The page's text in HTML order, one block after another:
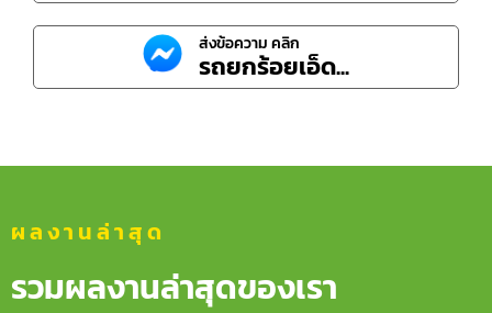
ส่งข้อความ คลิก
รถยกร้อยเอ็ด...
ผลงานล่าสุด
รวมผลงานล่าสุดของเรา